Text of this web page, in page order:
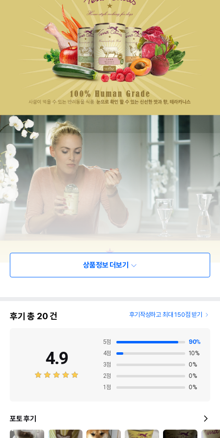
상품정보 더보기
후기 총 20건 후기작성하고 최대 150점 받기
4.9
5점 90%
4점 10%
3점 0%
2점 0%
1 점 0%
포토 후기